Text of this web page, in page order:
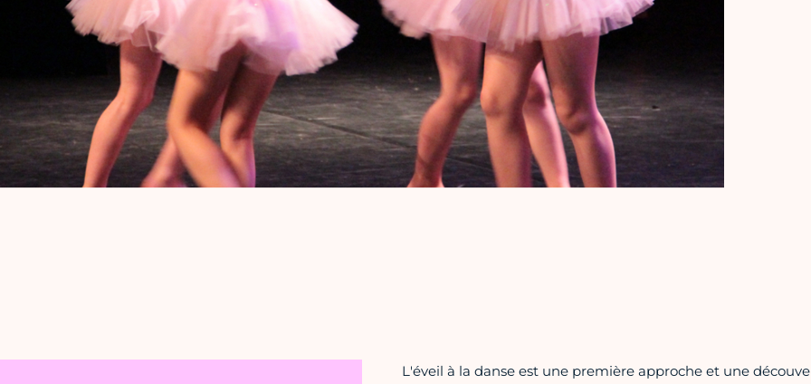
L'éveil à la danse est une première approche et une